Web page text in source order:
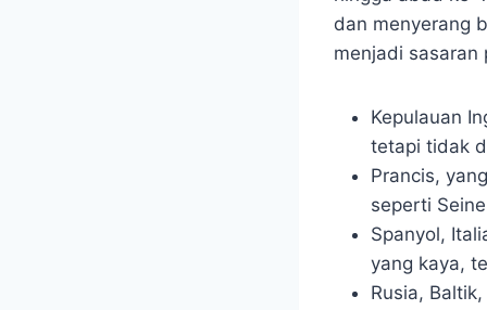
dan menyerang
menjadi sasaran
Kepulauan
tetapi tidak
Prancis,
seperti
Spanyol,
yang kaya,
Rusia,